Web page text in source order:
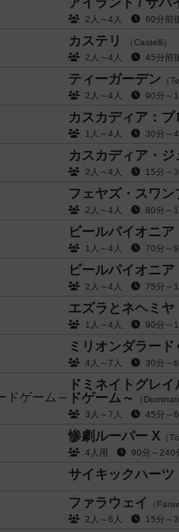
2人～4人
60分前
カステリ
（Castelli）
2人～4人
45分前
ティーガーデン （
2人～4人
90分～
カスカディア：プ
1人～4人
30分～
カスカディア・ジ
2人～4人
15分～
フェヤズ・スワン
2人～4人
80分～
ビールパイオニア
1人～4人
70分～
ビールパイオニア
2人～4人
75分～
エズラとネヘミヤ
1人～4人
90分～
ミリオンダラード
4人～7人
30分～
ドミネイトグレ
ドゲーム～
（
3人～7人
45分～
惨劇ルーパー X （
4人用
90分～
サイキックハーツ
ファラウェイ
（
2人～6人
15分～